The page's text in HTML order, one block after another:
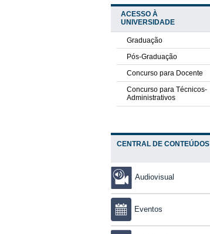
ACESSO À
UNIVERSIDADE
Graduação
Pós-Graduação
Concurso para Docente
Concurso para Técnicos-
Administrativos
CENTRAL DE CONTEÚDOS
Audiovisual
Eventos